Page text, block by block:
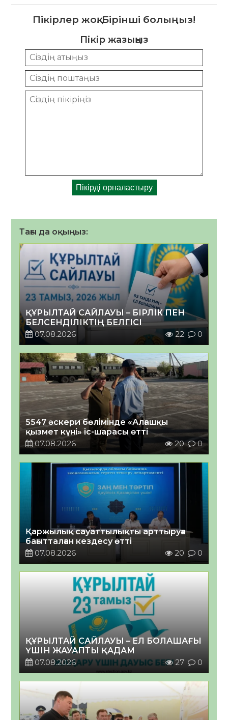
Пікірлер жоқ. Бірінші болыңыз!
Пікір жазыңыз
Тағы да оқыңыз:
ҚҰРЫЛТАЙ САЙЛАУЫ – БІРЛІК ПЕН
БЕЛСЕНДІЛІКТІҢ БЕЛГІСІ
07.08.2026
22 0
5547 әскери бөлімінде «Алғашқы
қызмет күні» іс-шарасы өтті
07.08.2026
20 0
Қаржылық сауаттылықты арттыруға
бағытталған кездесу өтті
07.08.2026
20 0
ҚҰРЫЛТАЙ САЙЛАУЫ – ЕЛ БОЛАШАҒЫ
ҮШІН ЖАУАПТЫ ҚАДАМ
07.08.2026
27 0